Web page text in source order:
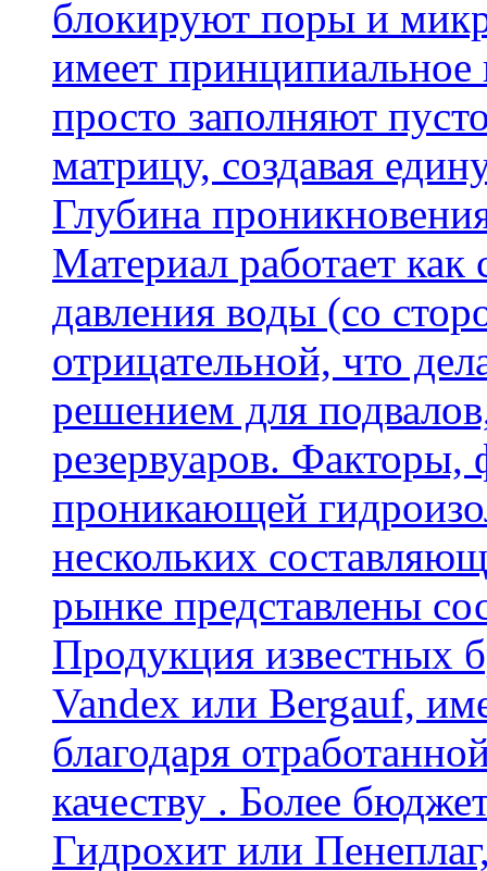
блокируют поры и
имеет
просто заполняют
матрицу, создавая
Глубина
Материал работает
давления воды (со
отрицательной, что
решением для
резервуаров.
проникающей
нескольких
рынке представлены
Продукция известных
Vandex или Bergauf,
благодаря
качеству . Более
Гидрохит или